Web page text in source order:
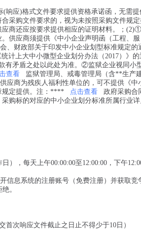
应)格式文件要求提供资格承诺函，无需提
采购文件要求的，视为未按照采购文件规
商还应按要求提供相应的证明材料。；
供应商须提供《中小企业声明函（工程、服
、财政部关于印发中小企业划型标准规定的
计上大中小微型企业划分办法（2017）》的
有矛盾之处以此处为准。②监狱企业视同小
查看
监狱管理局、戒毒管理局（含**生产
应商为残疾人福利性单位的，可不提供《中
规定提供。注：****
点击查看
政府采购合
购标的对应的中小企业划分标准所属行业详
），每天上午00:00:00至12:00:00，下午
信息系统的注册账号（免费注册）并获取竞
。
次响应文件截止之日止不得少于10日）